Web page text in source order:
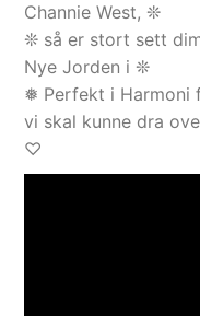
Channie West, ❊
❊ så er stort sett
Nye Jorden i ❊
❅ Perfekt i Harmoni
vi skal kunne dra
♡